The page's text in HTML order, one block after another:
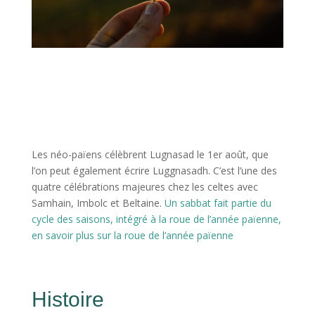
Les néo-païens célèbrent Lugnasad le 1er août, que
l’on peut également écrire Luggnasadh. C’est l’une des
quatre célébrations majeures chez les celtes avec
Samhain, Imbolc et Beltaine. Un sabbat fait partie du
cycle des saisons, intégré à la roue de l’année païenne,
en savoir plus sur la roue de l’année païenne
Histoire